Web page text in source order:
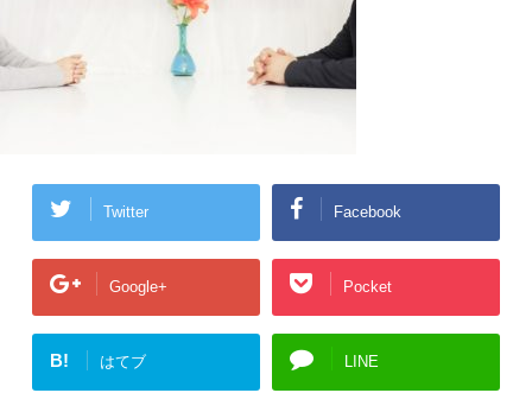
Twitter Facebook
Google+ Pocket
B! はてブ LINE